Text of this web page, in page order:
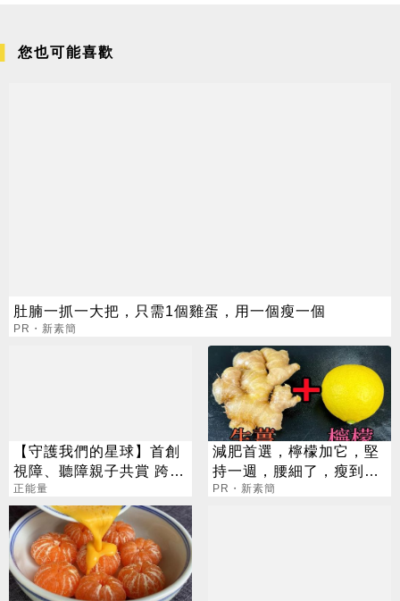
您也可能喜歡
肚腩一抓一大把，只需1個雞蛋，用一個瘦一個
PR・新素簡
【守護我們的星球】首創
視障、聽障親子共賞 跨越
障礙，守護地球
正能量
減肥首選，檸檬加它，堅
持一週，腰細了，瘦到你
懷疑人生
PR・新素簡